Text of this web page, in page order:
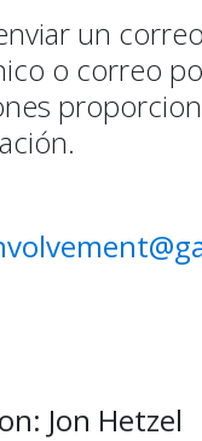
un correo
o correo
Jon Hetzel